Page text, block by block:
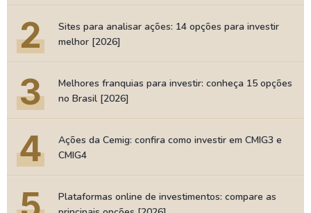
2
Sites para analisar ações: 14 opções para investir
melhor [2026]
3
Melhores franquias para investir: conheça 15 opções
no Brasil [2026]
4
Ações da Cemig: confira como investir em CMIG3 e
CMIG4
Plataformas online de investimentos: compare as